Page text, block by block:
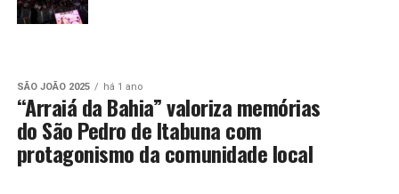
SÃO JOÃO 2025 há 1 ano
“Arraiá da Bahia” valoriza memórias
do São Pedro de Itabuna com
protagonismo da comunidade local